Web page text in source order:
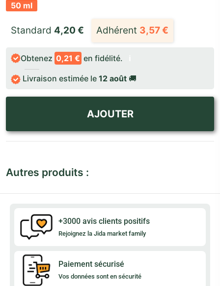
50 ml
Standard 4,20 € Adhérent 3,57€
Obtenez 0,21 € en fidélité.
Livraison estimée le 12 août 🚚
AJOUTER
Autres produits :
+3000 avis clients positifs
Rejoignez la Jida market family
Paiement sécurisé
Vos données sont en sécurité